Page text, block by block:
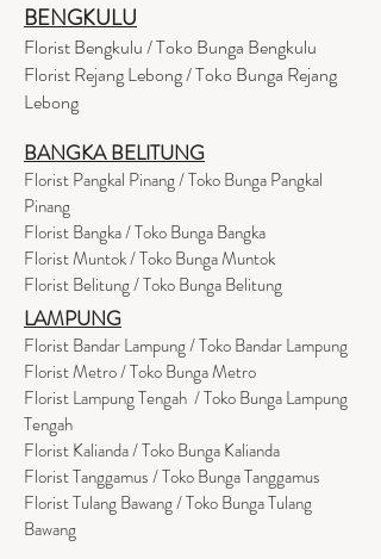
BENGKULU
Florist Bengkulu / Toko Bunga Bengkulu
Florist Rejang Lebong / Toko Bunga Rejang
Lebong
BANGKA BELITUNG
Florist Pangkal Pinang / Toko Bunga Pangkal
Pinang
Florist Bangka / Toko Bunga Bangka
Florist Muntok / Toko Bunga Muntok
Florist Belitung / Toko Bunga Belitung
LAMPUNG
Florist Bandar Lampung / Toko Bandar Lampung
Florist Metro / Toko Bunga Metro
Florist Lampung Tengah / Toko Bunga Lampung
Tengah
Florist Kalianda / Toko Bunga Kalianda
Florist Tanggamus / Toko Bunga Tanggamus
Florist Tulang Bawang / Toko Bunga Tulang
Bawang